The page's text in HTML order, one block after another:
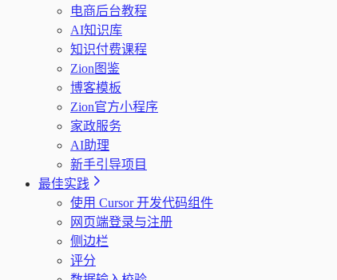
电商后台教程
AI知识库
知识付费课程
Zion图鉴
博客模板
Zion官方小程序
家政服务
AI助理
新手引导项目
最佳实践
使用 Cursor 开发代码组件
网页端登录与注册
侧边栏
评分